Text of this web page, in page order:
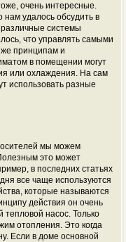
очень интересные.
нам удалось обсудить в
системы
что управлять самыми
принципам и
в помещении могут
или охлаждения. На сам
использовать разные
мы можем
это может
в последних статьях
все чаще используются
которые называются
действия он очень
насос. Только
отопления. Это когда
Если в доме основной